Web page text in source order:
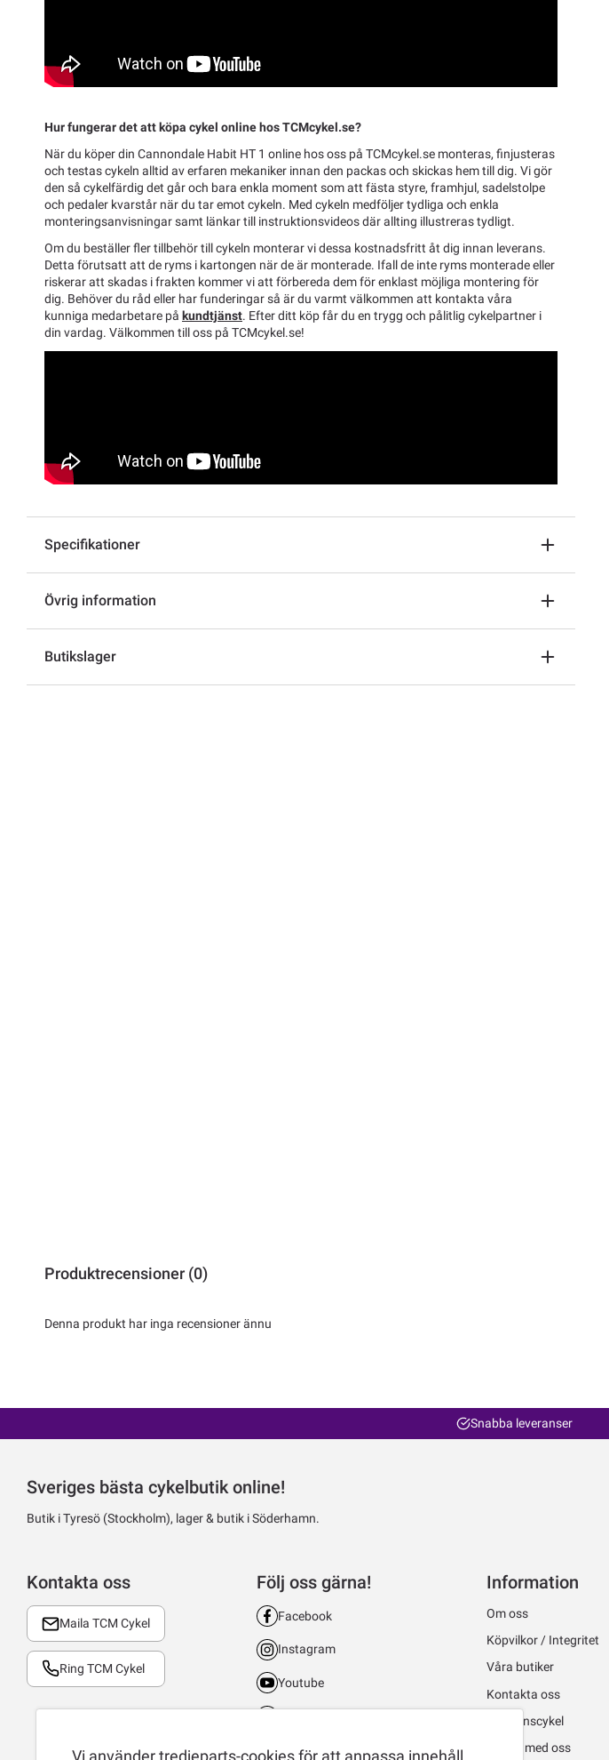
Hur fungerar det att köpa cykel online hos TCMcykel.se?
När du köper din Cannondale Habit HT 1 online hos oss på TCMcykel.se monteras, finjusteras
och testas cykeln alltid av erfaren mekaniker innan den packas och skickas hem till dig. Vi gör
den så cykelfärdig det går och bara enkla moment som att fästa styre, framhjul, sadelstolpe
och pedaler kvarstår när du tar emot cykeln. Med cykeln medföljer tydliga och enkla
monteringsanvisningar samt länkar till instruktionsvideos där allting illustreras tydligt.
Om du beställer fler tillbehör till cykeln monterar vi dessa kostnadsfritt åt dig innan leverans.
Detta förutsatt att de ryms i kartongen när de är monterade. Ifall de inte ryms monterade eller
riskerar att skadas i frakten kommer vi att förbereda dem för enklast möjliga montering för
dig. Behöver du råd eller har funderingar så är du varmt välkommen att kontakta våra
kunniga medarbetare på kundtjänst. Efter ditt köp får du en trygg och pålitlig cykelpartner i
din vardag. Välkommen till oss på TCMcykel.se!
Specifikationer
Övrig information
Butikslager
Produktrecensioner (0)
Denna produkt har inga recensioner ännu
Snabba leveranser
Sveriges bästa cykelbutik online!
Butik i Tyresö (Stockholm), lager & butik i Söderhamn.
Kontakta oss
Maila TCM Cykel
Ring TCM Cykel
Följ oss gärna!
Facebook
Instagram
Youtube
TikTok
Information
Om oss
Köpvilkor / Integritet
Våra butiker
Kontakta oss
Förmånscykel
Jobba med oss
Vi använder tredjeparts-cookies för att anpassa innehåll,